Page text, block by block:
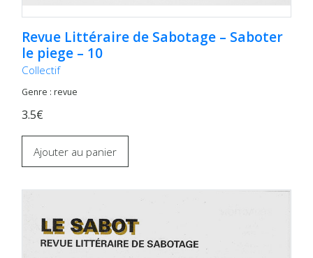
Revue Littéraire de Sabotage – Saboter
le piege – 10
Collectif
Genre : revue
3.5€
Ajouter au panier